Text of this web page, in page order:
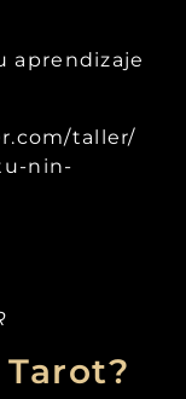
aprendizaje
taller/
nin-